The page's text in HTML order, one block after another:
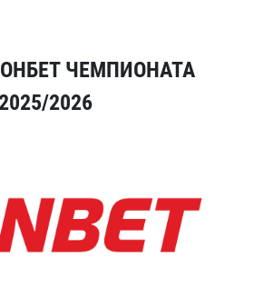
ЧЕМПИОНАТА
2026